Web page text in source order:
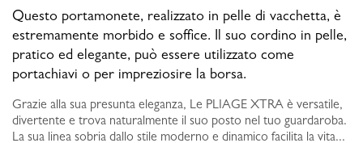
Questo portamonete, realizzato in pelle di vacchetta, è
estremamente morbido e soffice. Il suo cordino in pelle,
pratico ed elegante, può essere utilizzato come
portachiavi o per impreziosire la borsa.
Grazie alla sua presunta eleganza, Le PLIAGE XTRA è versatile,
divertente e trova naturalmente il suo posto nel tuo guardaroba.
La sua linea sobria dallo stile moderno e dinamico facilita la vita...